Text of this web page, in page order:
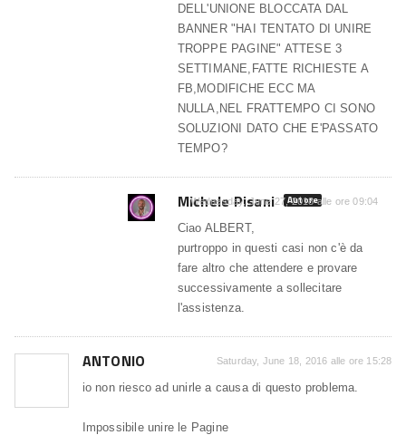
DELL'UNIONE BLOCCATA DAL
BANNER "HAI TENTATO DI UNIRE
TROPPE PAGINE" ATTESE 3
SETTIMANE,FATTE RICHIESTE A
FB,MODIFICHE ECC MA
NULLA,NEL FRATTEMPO CI SONO
SOLUZIONI DATO CHE E'PASSATO
TEMPO?
Michele Pisani Autore
Wednesday, June 27, 2018 alle ore 09:04
Ciao ALBERT,
purtroppo in questi casi non c'è da
fare altro che attendere e provare
successivamente a sollecitare
l'assistenza.
ANTONIO Saturday, June 18, 2016 alle ore 15:28
io non riesco ad unirle a causa di questo problema.
Impossibile unire le Pagine